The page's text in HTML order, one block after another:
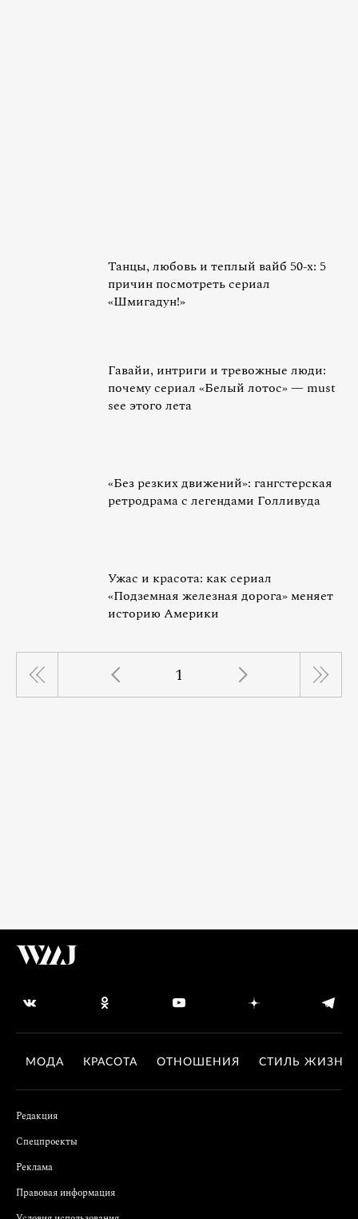
Танцы, любовь и теплый вайб 50-х: 5
причин посмотреть сериал
«Шмигадун!»
Гавайи, интриги и тревожные люди:
почему сериал «Белый лотос» — must
see этого лета
«Без резких движений»: гангстерская
ретродрама с легендами Голливуда
Ужас и красота: как сериал
«Подземная железная дорога» меняет
историю Америки
1
МОДА КРАСОТА ОТНОШЕНИЯ СТИЛЬ ЖИЗНИ
Редакция
Спецпроекты
Реклама
Правовая информация